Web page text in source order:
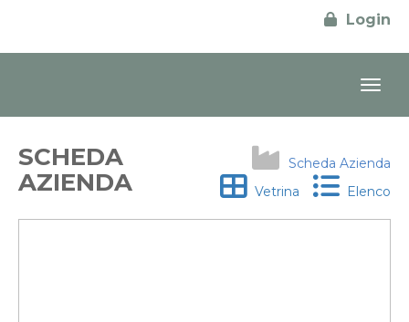
Login
SCHEDA
AZIENDA
Scheda Azienda
Vetrina
Elenco